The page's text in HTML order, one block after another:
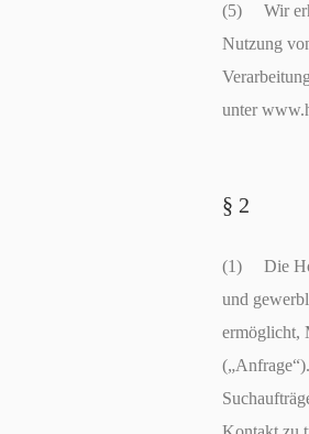
(5) Wir
Nutzung
unter
§ 2
(1) Die
und
ermöglicht,